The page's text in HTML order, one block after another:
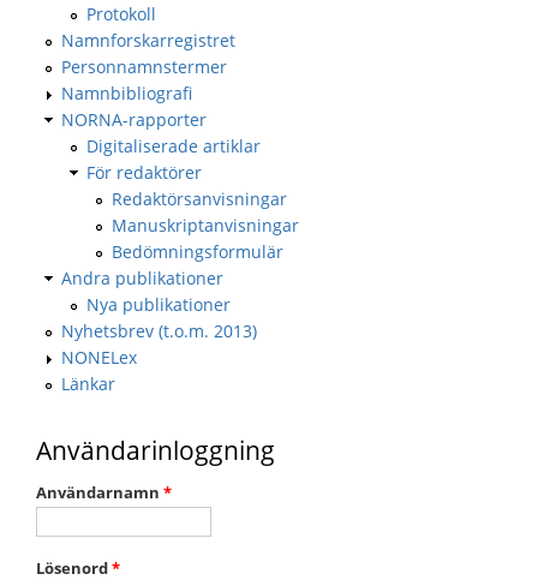
Protokoll
Namnforskarregistret
Personnamnstermer
Namnbibliografi
NORNA-rapporter
Digitaliserade artiklar
För redaktörer
Redaktörsanvisningar
Manuskriptanvisningar
Bedömningsformulär
Andra publikationer
Nya publikationer
Nyhetsbrev (t.o.m. 2013)
NONELex
Länkar
Användarinloggning
Användarnamn *
Lösenord*